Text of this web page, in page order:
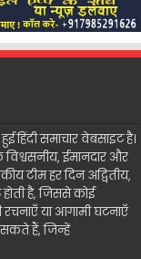
समाचार वेबसाइट है।
ईमानदार और
टीम हर दिन अद्वितीय,
है, जिससे कोई
या आगामी घटनाएँ
सकते हैं, जिन्हें